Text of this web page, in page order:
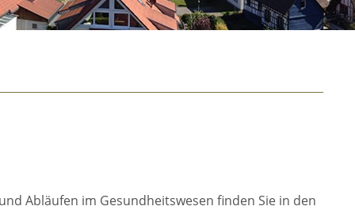
Abläufen im Gesundheitswesen finden Sie in den